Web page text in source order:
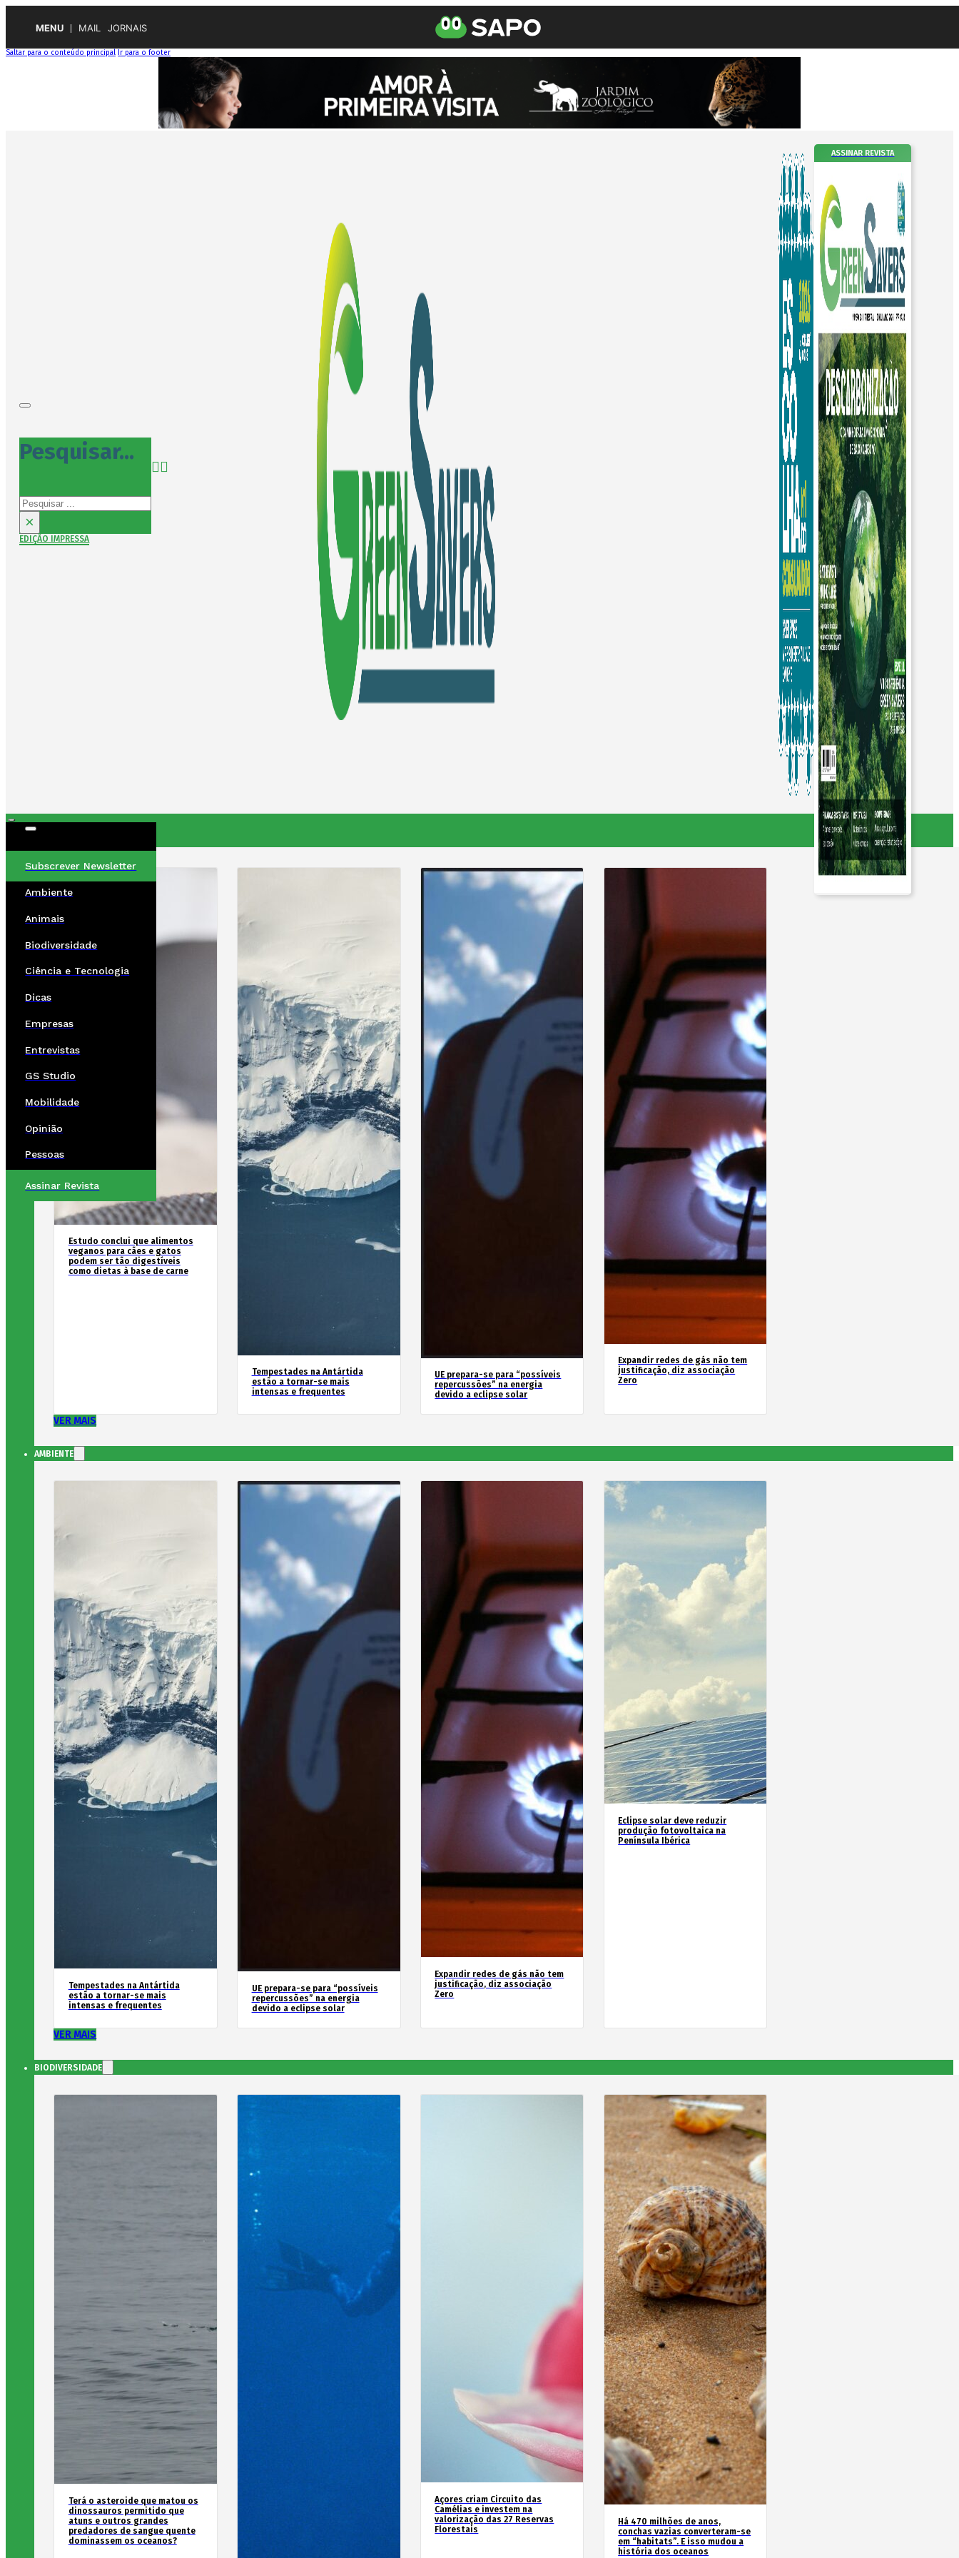
MENU MAIL JORNAIS
Saltar para o conteúdo principal Ir para o footer
Pesquisar...
Pesquisar
×
EDIÇÃO IMPRESSA
ASSINAR REVISTA
Subscrever Newsletter
Ambiente
Animais
Biodiversidade
Ciência e Tecnologia
Dicas
Empresas
Entrevistas
GS Studio
Mobilidade
Opinião
Pessoas
Assinar Revista
Estudo conclui que alimentos
veganos para cães e gatos
podem ser tão digestíveis
como dietas à base de carne
Tempestades na Antártida
estão a tornar-se mais
intensas e frequentes
UE prepara-se para “possíveis
repercussões” na energia
devido a eclipse solar
Expandir redes de gás não tem
justificação, diz associação
Zero
VER MAIS
AMBIENTE
Tempestades na Antártida
estão a tornar-se mais
intensas e frequentes
UE prepara-se para “possíveis
repercussões” na energia
devido a eclipse solar
Expandir redes de gás não tem
justificação, diz associação
Zero
Eclipse solar deve reduzir
produção fotovoltaica na
Península Ibérica
VER MAIS
BIODIVERSIDADE
Terá o asteroide que matou os
dinossauros permitido que
atuns e outros grandes
predadores de sangue quente
dominassem os oceanos?
Açores criam Circuito das
Camélias e investem na
valorização das 27 Reservas
Florestais
Há 470 milhões de anos,
conchas vazias converteram-se
em “habitats”. E isso mudou a
história dos oceanos